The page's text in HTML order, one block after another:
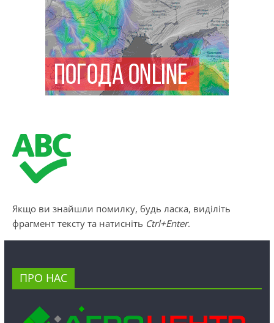
Якщо ви знайшли помилку, будь ласка, виділіть
фрагмент тексту та натисніть Ctrl+Enter.
ПРО НАС